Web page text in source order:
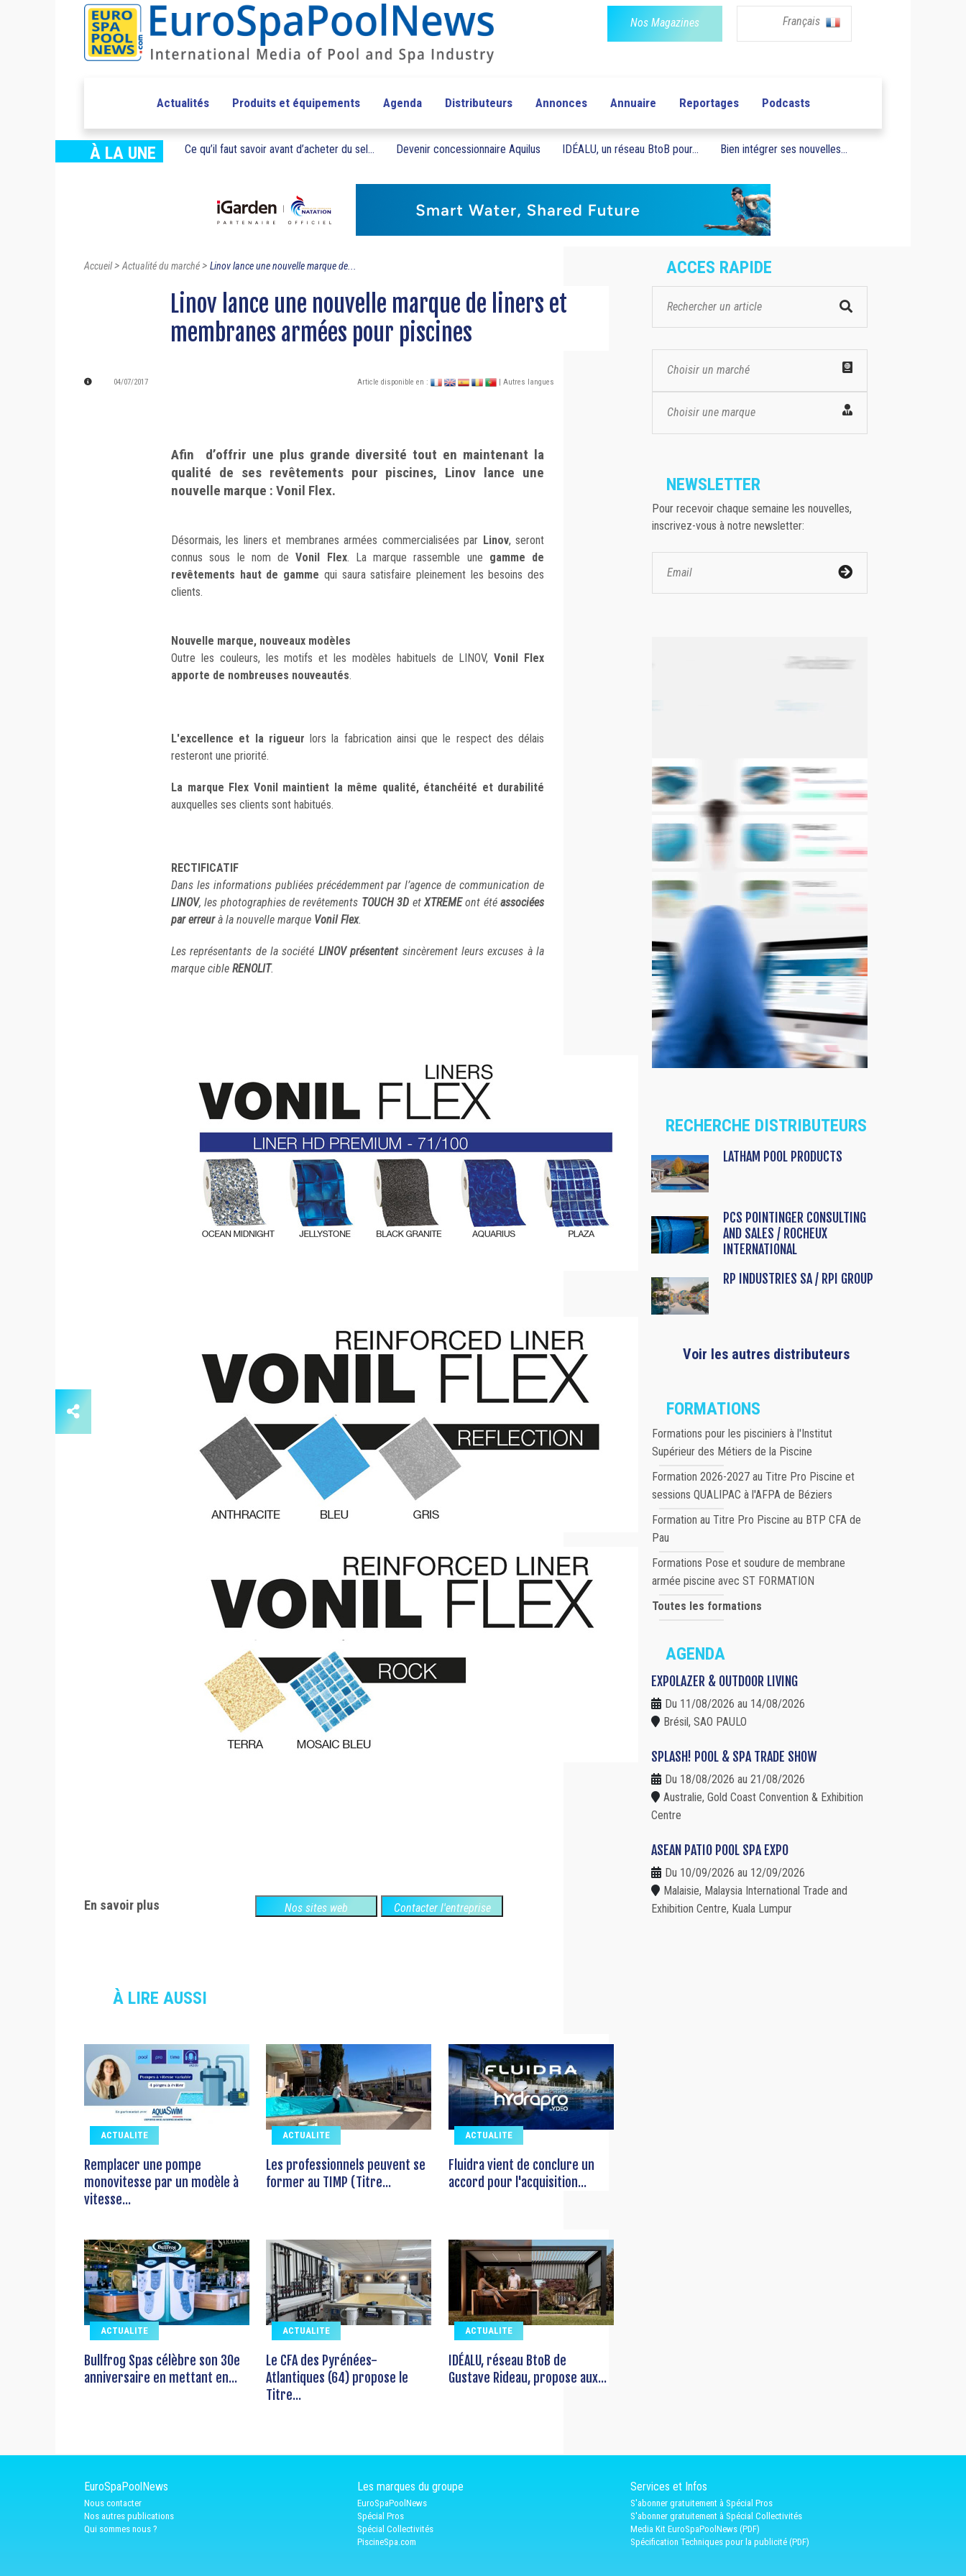
Nos Magazines Français
Actualités Produits et équipements Agenda Distributeurs Annonces Annuaire Reportages Podcasts
À LA UNE Ce qu’il faut savoir avant d’acheter du sel... Devenir concessionnaire Aquilus IDÉALU, un réseau BtoB pour... Bien intégrer ses nouvelles...
Accueil>Actualité du marché> Linov lance une nouvelle marque de...
Linov lance une nouvelle marque de liners et
membranes armées pour piscines
04/07/2017 Article disponible en : | Autres langues
Afin d’offrir une plus grande diversité tout en maintenant la
qualité de ses revêtements pour piscines, Linov lance une
nouvelle marque : Vonil Flex.
Désormais, les liners et membranes armées commercialisées par Linov, seront
connus sous le nom deVonil Flex. La marque rassemble une gamme de
revêtements haut de gamme qui saura satisfaire pleinement les besoins des
clients.
Nouvelle marque, nouveaux modèles
Outre les couleurs, les motifs et les modèles habituels de LINOV,Vonil Flex
apporte de nombreuses nouveautés.
L'excellence et la rigueur lors la fabrication ainsi que le respect des délais
resteront une priorité.
La marque Flex Vonil maintient la même qualité, étanchéité et durabilité
auxquelles ses clients sont habitués.
RECTIFICATIF
Dans les informations publiées précédemment par l’agence de communication de
LINOV, les photographies de revêtements TOUCH 3D etXTREMEont étéassociées
par erreurà la nouvelle marque Vonil Flex.
Les représentants de la société LINOV présententsincèrement leurs excuses à la
marque cible RENOLIT.
En savoir plus Nos sites web Contacter l'entreprise
À LIRE AUSSI
ACTUALITE
Remplacer une pompe
monovitesse par un modèle à
vitesse...
ACTUALITE
Les professionnels peuvent se
former au TIMP (Titre...
ACTUALITE
Fluidra vient de conclure un
accord pour l'acquisition...
ACTUALITE
Bullfrog Spas célèbre son 30e
anniversaire en mettant en...
ACTUALITE
Le CFA des Pyrénées-
Atlantiques (64) propose le
Titre...
ACTUALITE
IDÉALU, réseau BtoB de
Gustave Rideau, propose aux...
ACCES RAPIDE
Choisir un marché
Choisir une marque
NEWSLETTER
Pour recevoir chaque semaine les nouvelles,
inscrivez-vous à notre newsletter:
RECHERCHE DISTRIBUTEURS
LATHAM POOL PRODUCTS
PCS POINTINGER CONSULTING
AND SALES / ROCHEUX
INTERNATIONAL
RP INDUSTRIES SA / RPI GROUP
Voir les autres distributeurs
FORMATIONS
Formations pour les pisciniers à l'Institut
Supérieur des Métiers de la Piscine
Formation 2026-2027 au Titre Pro Piscine et
sessions QUALIPAC à l'AFPA de Béziers
Formation au Titre Pro Piscine au BTP CFA de
Pau
Formations Pose et soudure de membrane
armée piscine avec ST FORMATION
Toutes les formations
AGENDA
EXPOLAZER & OUTDOOR LIVING
Du 11/08/2026 au 14/08/2026
Brésil, SAO PAULO
SPLASH! POOL & SPA TRADE SHOW
Du 18/08/2026 au 21/08/2026
Australie, Gold Coast Convention & Exhibition
Centre
ASEAN PATIO POOL SPA EXPO
Du 10/09/2026 au 12/09/2026
Malaisie, Malaysia International Trade and
Exhibition Centre, Kuala Lumpur
EuroSpaPoolNews
Nous contacter
Nos autres publications
Qui sommes nous ?
Les marques du groupe
EuroSpaPoolNews
Spécial Pros
Spécial Collectivités
PiscineSpa.com
Services et Infos
S'abonner gratuitement à Spécial Pros
S'abonner gratuitement à Spécial Collectivités
Media Kit EuroSpaPoolNews (PDF)
Spécification Techniques pour la publicité (PDF)